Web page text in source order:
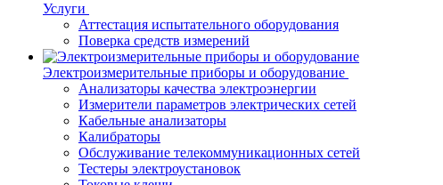
Услуги
Аттестация испытательного оборудования
Поверка средств измерений
Электроизмерительные приборы и оборудование
Анализаторы качества электроэнергии
Измерители параметров электрических сетей
Кабельные анализаторы
Калибраторы
Обслуживание телекоммуникационных сетей
Тестеры электроустановок